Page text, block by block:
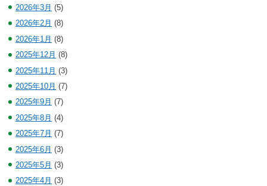
2026年3月 (5)
2026年2月 (8)
2026年1月 (8)
2025年12月 (8)
2025年11月 (3)
2025年10月 (7)
2025年9月 (7)
2025年8月 (4)
2025年7月 (7)
2025年6月 (3)
2025年5月 (3)
2025年4月 (3)